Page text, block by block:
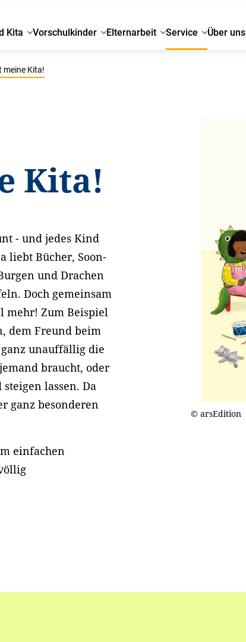
Kita Vorschulkinder Elternarbeit Service Über uns
meine Kita!
Kita!
- und jedes Kind
liebt Bücher, Soon-
und Drachen
Doch gemeinsam
mehr! Zum Beispiel
dem Freund beim
unauffällig die
braucht, oder
lassen. Da
ganz besonderen
einfachen
© arsEdition